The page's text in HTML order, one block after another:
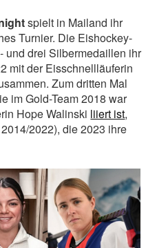
spielt in Mailand ihr
Turnier. Die Eishockey-
und drei Silbermedaillen ihr
mit der Eisschnellläuferin
Zum dritten Mal
im Gold-Team 2018 war
Hope Walinski liiert ist,
2022), die 2023 ihre